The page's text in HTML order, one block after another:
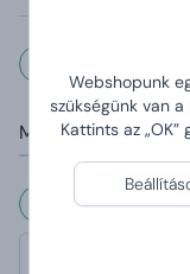
Webshopunk
szükségünk van a
Kattints az
Méretek
Méretek: